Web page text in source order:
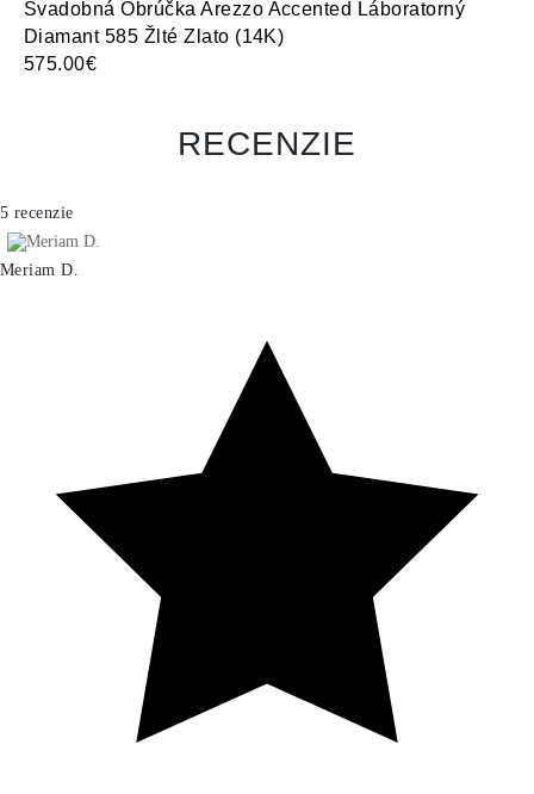
Svadobná Obrúčka Arezzo Accented Láboratorný
Diamant 585 Žlté Zlato (14K)
575.00€
RECENZIE
5 recenzie
Meriam D.